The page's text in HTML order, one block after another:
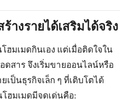
างรายได้เสริมได้จริง
ฮมเมดกินเอง แต่เมื่อติดใจใน
สาร จึงเริ่มขายออนไลน์หรือ
ป็นธุรกิจเล็ก ๆ ที่เติบโตได้
โฮมเมดมีจุดเด่นคือ: